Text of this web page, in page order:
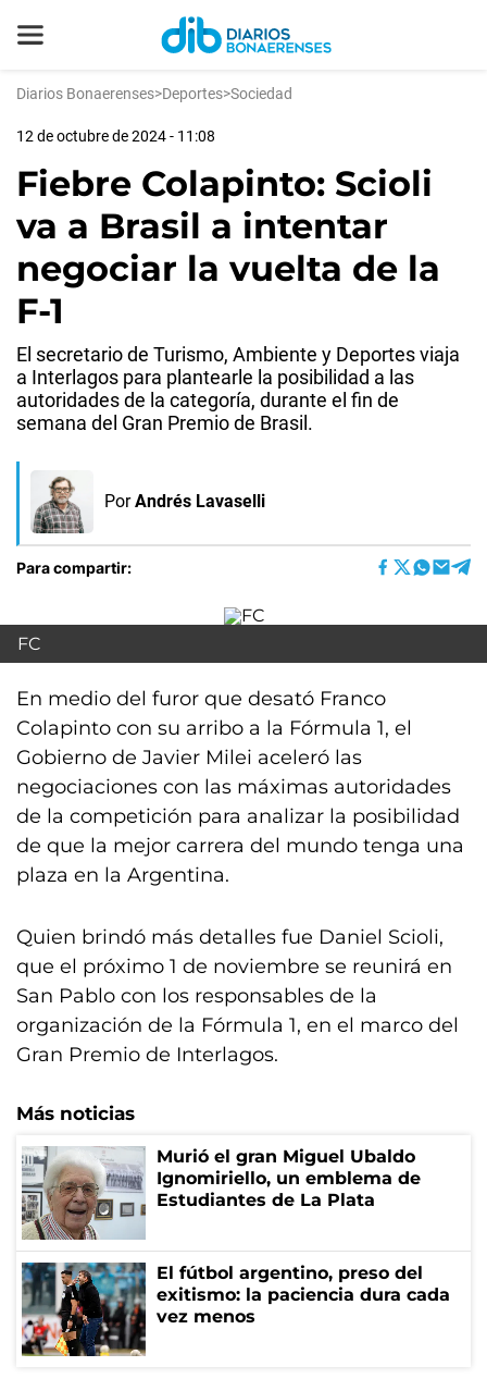
Diarios Bonaerenses>Deportes>Sociedad
12 de octubre de 2024 - 11:08
Fiebre Colapinto: Scioli
va a Brasil a intentar
negociar la vuelta de la
F-1
El secretario de Turismo, Ambiente y Deportes viaja
a Interlagos para plantearle la posibilidad a las
autoridades de la categoría, durante el fin de
semana del Gran Premio de Brasil.
Por Andrés Lavaselli
Para compartir:
FC
En medio del furor que desató Franco
Colapinto con su arribo a la Fórmula 1, el
Gobierno de Javier Milei aceleró las
negociaciones con las máximas autoridades
de la competición para analizar la posibilidad
de que la mejor carrera del mundo tenga una
plaza en la Argentina.
Quien brindó más detalles fue Daniel Scioli,
que el próximo 1 de noviembre se reunirá en
San Pablo con los responsables de la
organización de la Fórmula 1, en el marco del
Gran Premio de Interlagos.
Más noticias
Murió el gran Miguel Ubaldo
Ignomiriello, un emblema de
Estudiantes de La Plata
El fútbol argentino, preso del
exitismo: la paciencia dura cada
vez menos